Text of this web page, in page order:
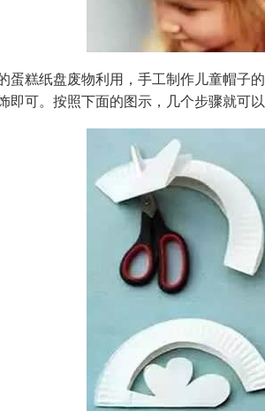
蛋糕纸盘废物利用，手工制作儿童帽子
即可。按照下面的图示，几个步骤就可